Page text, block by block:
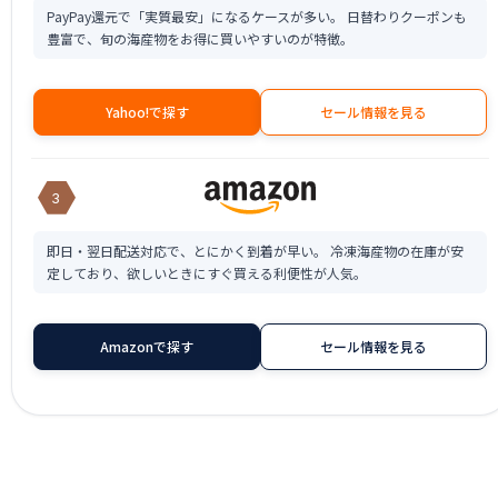
PayPay還元で「実質最安」になるケースが多い。 日替わりクーポンも
豊富で、旬の海産物をお得に買いやすいのが特徴。
Yahoo!で探す セール情報を見る
3
即日・翌日配送対応で、とにかく到着が早い。 冷凍海産物の在庫が安
定しており、欲しいときにすぐ買える利便性が人気。
Amazonで探す セール情報を見る